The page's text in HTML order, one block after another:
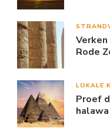
Rode
LOKALE
Proef
halawa